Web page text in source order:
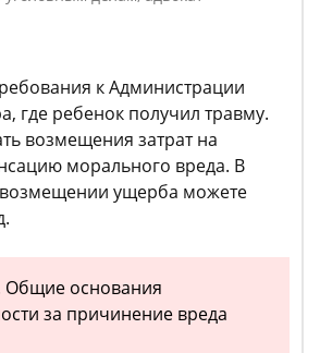
к Администрации
где ребенок получил травму.
возмещения затрат на
морального вреда. В
возмещении ущерба можете
Общие основания
за причинение вреда